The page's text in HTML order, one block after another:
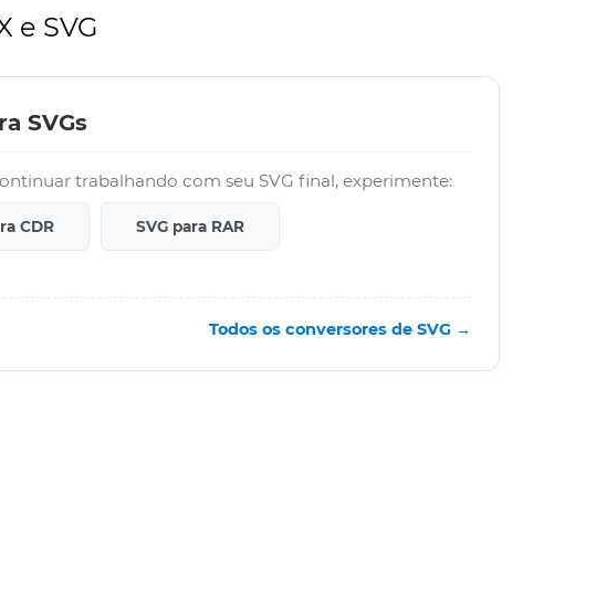
e SVG
SVGs
trabalhando com seu SVG final, experimente:
CDR SVG para RAR
Todos os conversores de SVG →